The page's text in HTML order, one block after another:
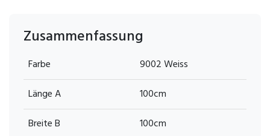
Zusammenfassung
Farbe
9002 Weiss
Länge A
100cm
Breite B
100cm